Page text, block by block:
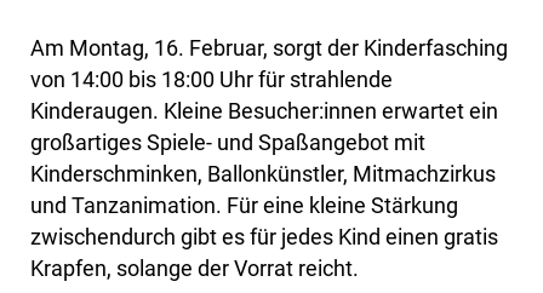
Am Montag, 16. Februar, sorgt der Kinderfasching
von 14:00 bis 18:00 Uhr für strahlende
Kinderaugen. Kleine Besucher:innen erwartet ein
großartiges Spiele- und Spaßangebot mit
Kinderschminken, Ballonkünstler, Mitmachzirkus
und Tanzanimation. Für eine kleine Stärkung
zwischendurch gibt es für jedes Kind einen gratis
Krapfen, solange der Vorrat reicht.